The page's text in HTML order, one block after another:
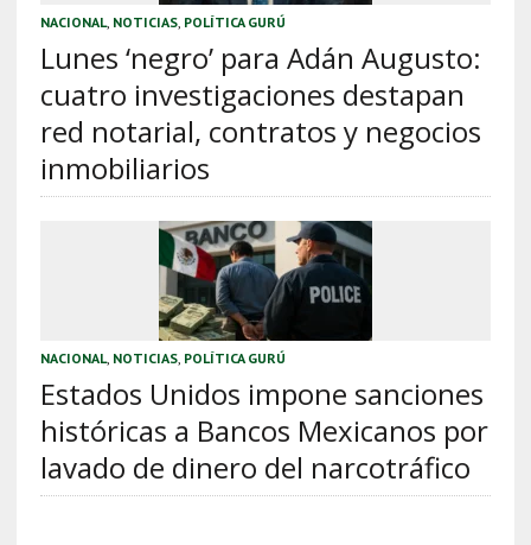
NACIONAL, NOTICIAS, POLÍTICA GURÚ
Lunes ‘negro’ para Adán Augusto:
cuatro investigaciones destapan
red notarial, contratos y negocios
inmobiliarios
NACIONAL, NOTICIAS, POLÍTICA GURÚ
Estados Unidos impone sanciones
históricas a Bancos Mexicanos por
lavado de dinero del narcotráfico